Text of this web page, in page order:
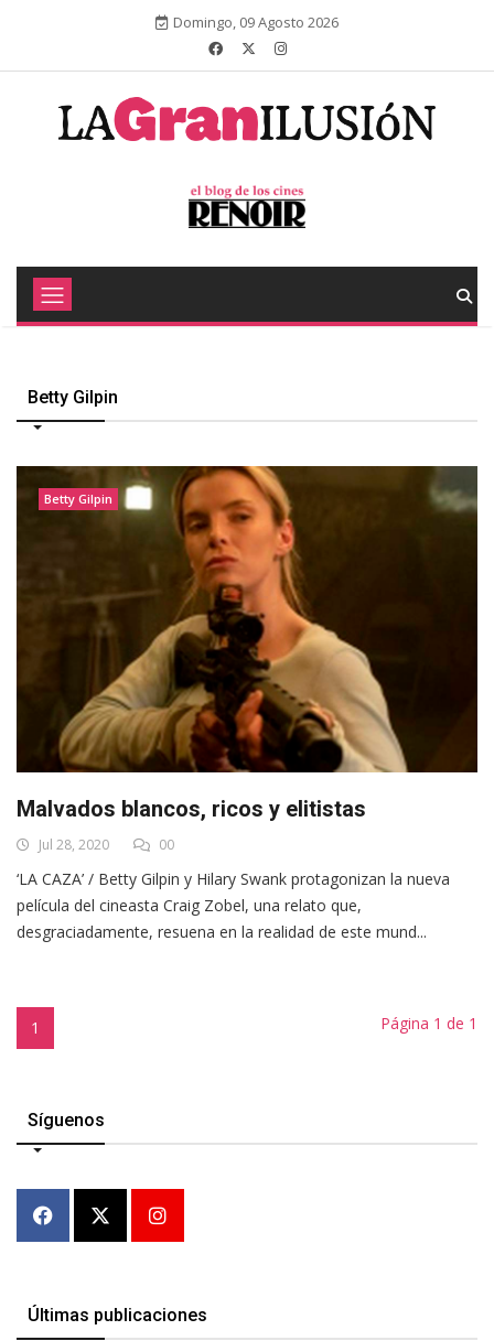
Domingo, 09 Agosto 2026
Betty Gilpin
Betty Gilpin
Malvados blancos, ricos y elitistas
Jul 28, 2020 00
‘LA CAZA’ / Betty Gilpin y Hilary Swank protagonizan la nueva
película del cineasta Craig Zobel, una relato que,
desgraciadamente, resuena en la realidad de este mund...
1 Página 1 de 1
Síguenos
Últimas publicaciones